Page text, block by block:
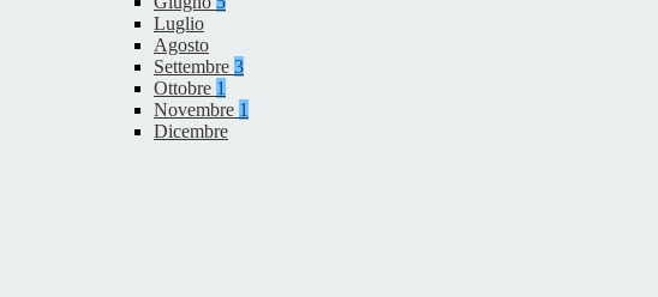
Luglio
Agosto
Settembre 3
Ottobre 1
Novembre 1
Dicembre